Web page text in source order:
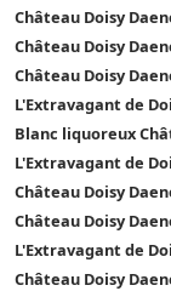
Château Doisy
Château Doisy
Château Doisy
L'Extravagant de
Blanc liquoreux
L'Extravagant de
Château Doisy
Château Doisy
L'Extravagant de
Château Doisy